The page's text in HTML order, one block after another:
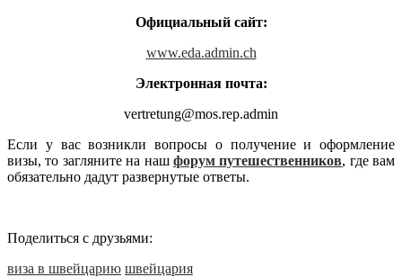
Официальный сайт:
www.eda.admin.ch
Электронная почта:
vertretung@mos.rep.admin
Если у вас возникли вопросы о получение и оформление
визы, то загляните на наш форум путешественников, где вам
обязательно дадут развернутые ответы.
Поделиться с друзьями:
виза в швейцарию швейцария